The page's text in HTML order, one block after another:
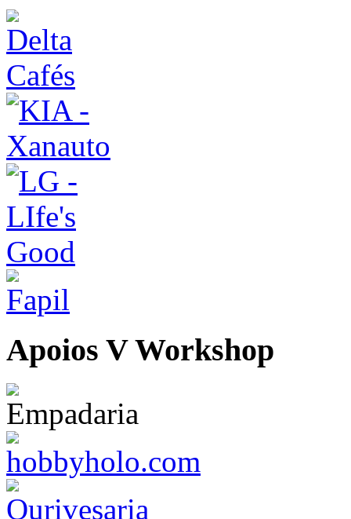
Apoios V Workshop